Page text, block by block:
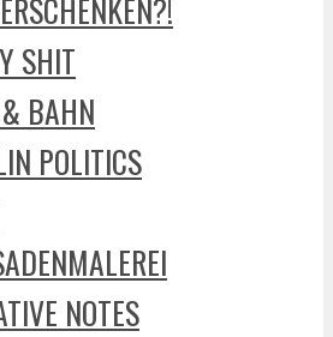
SHIT
BAHN
POLITICS
NOTES